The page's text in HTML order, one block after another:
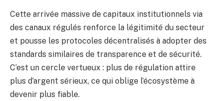
Cette arrivée massive de capitaux institutionnels via
des canaux régulés renforce la légitimité du secteur
et pousse les protocoles décentralisés à adopter des
standards similaires de transparence et de sécurité.
C’est un cercle vertueux : plus de régulation attire
plus d’argent sérieux, ce qui oblige l’écosystème à
devenir plus fiable.